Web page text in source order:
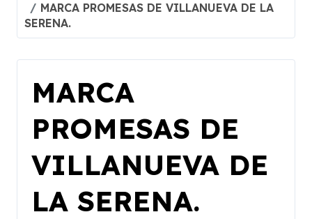
MARCA PROMESAS DE VILLANUEVA DE LA
SERENA.
MARCA
PROMESAS DE
VILLANUEVA DE
LA SERENA.